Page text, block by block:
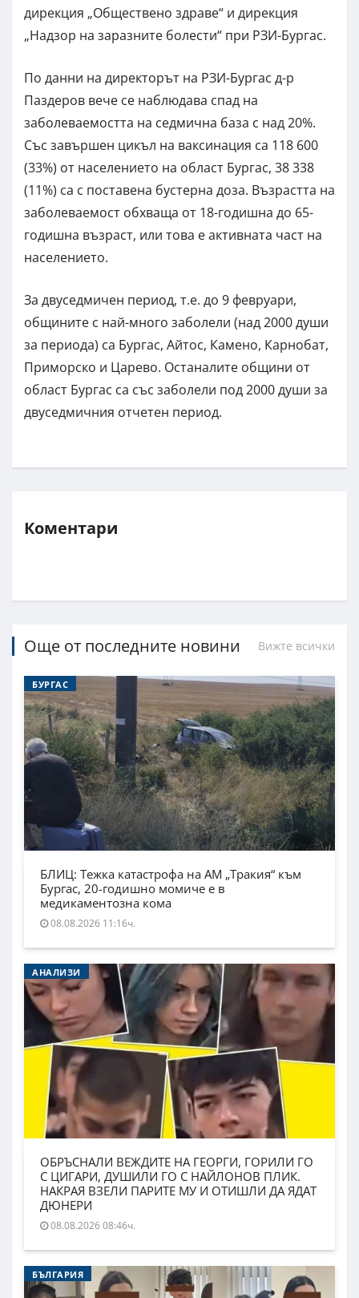
дирекция „Обществено здраве“ и дирекция
„Надзор на заразните болести“ при РЗИ-Бургас.
По данни на директорът на РЗИ-Бургас д-р
Паздеров вече се наблюдава спад на
заболеваемостта на седмична база с над 20%.
Със завършен цикъл на ваксинация са 118 600
(33%) от населението на област Бургас, 38 338
(11%) са с поставена бустерна доза. Възрастта на
заболеваемост обхваща от 18-годишна до 65-
годишна възраст, или това е активната част на
населението.
За двуседмичен период, т.е. до 9 февруари,
общините с най-много заболели (над 2000 души
за периода) са Бургас, Айтос, Камено, Карнобат,
Приморско и Царево. Останалите общини от
област Бургас са със заболели под 2000 души за
двуседмичния отчетен период.
Коментари
Още от последните новини Вижте всички
БУРГАС
БЛИЦ: Тежка катастрофа на АМ „Тракия“ към
Бургас, 20-годишно момиче е в
медикаментозна кома
08.08.2026 11:16ч.
АНАЛИЗИ
ОБРЪСНАЛИ ВЕЖДИТЕ НА ГЕОРГИ, ГОРИЛИ ГО
С ЦИГАРИ, ДУШИЛИ ГО С НАЙЛОНОВ ПЛИК.
НАКРАЯ ВЗЕЛИ ПАРИТЕ МУ И ОТИШЛИ ДА ЯДАТ
ДЮНЕРИ
08.08.2026 08:46ч.
БЪЛГАРИЯ